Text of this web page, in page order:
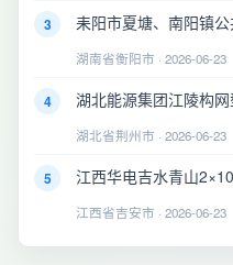
3 耒阳市夏塘、南阳镇
湖南省衡阳市 · 2026-06-23
4 湖北能源集团江陵构
湖北省荆州市 · 2026-06-23
5 江西华电吉水青山
江西省吉安市 · 2026-06-23